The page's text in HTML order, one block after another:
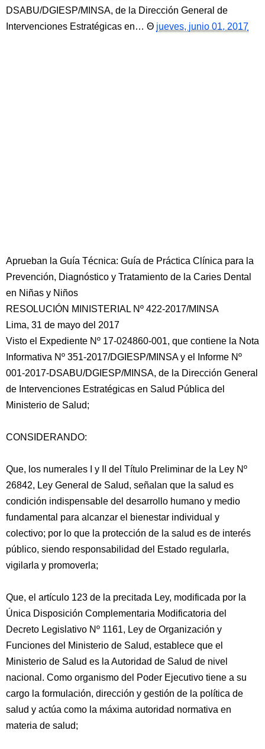
DSABU/DGIESP/MINSA, de la Dirección General de
Intervenciones Estratégicas en…
jueves, junio 01, 2017
Aprueban la Guía Técnica: Guía de Práctica Clínica para la
Prevención, Diagnóstico y Tratamiento de la Caries Dental
en Niñas y Niños
RESOLUCIÓN MINISTERIAL Nº 422-2017/MINSA
Lima, 31 de mayo del 2017
Visto el Expediente Nº 17-024860-001, que contiene la Nota
Informativa Nº 351-2017/DGIESP/MINSA y el Informe Nº
001-2017-DSABU/DGIESP/MINSA, de la Dirección General
de Intervenciones Estratégicas en Salud Pública del
Ministerio de Salud;
CONSIDERANDO:
Que, los numerales I y II del Título Preliminar de la Ley Nº
26842, Ley General de Salud, señalan que la salud es
condición indispensable del desarrollo humano y medio
fundamental para alcanzar el bienestar individual y
colectivo; por lo que la protección de la salud es de interés
público, siendo responsabilidad del Estado regularla,
vigilarla y promoverla;
Que, el artículo 123 de la precitada Ley, modificada por la
Única Disposición Complementaria Modificatoria del
Decreto Legislativo Nº 1161, Ley de Organización y
Funciones del Ministerio de Salud, establece que el
Ministerio de Salud es la Autoridad de Salud de nivel
nacional. Como organismo del Poder Ejecutivo tiene a su
cargo la formulación, dirección y gestión de la política de
salud y actúa como la máxima autoridad normativa en
materia de salud;